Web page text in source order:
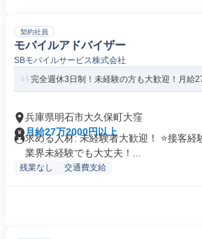
契約社員
モバイルアドバイザー
SBモバイルサービス株式会社
完全週休3日制！未経験の方も大歓迎！月給
兵庫県明石市大久保町大窪
月給27万2000円以上
求める人材: 未経験者大歓迎！ ⭐接客
業界未経験でも大丈夫！...
残業なし 交通費支給